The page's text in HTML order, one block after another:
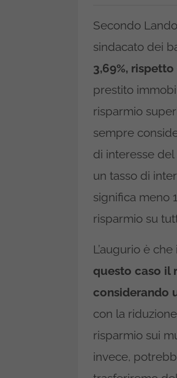
Secondo
sindacato dei
3,69%,
prestito
risparmio
sempre
di interesse del
un tasso di
significa meno
risparmio su
L’augurio è
questo caso il
considerando
con la
risparmio sui
invece,